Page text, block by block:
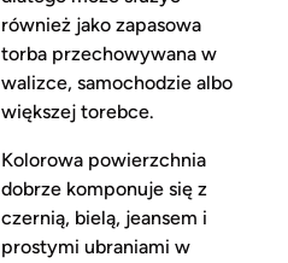
również jako zapasowa
torba przechowywana w
walizce, samochodzie albo
większej torebce.
Kolorowa powierzchnia
dobrze komponuje się z
czernią, bielą, jeansem i
prostymi ubraniami w